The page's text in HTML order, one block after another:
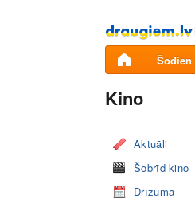
Pāriet
uz
saturu
Šodien
Kino
Aktuāli
Šobrīd kino
Drīzumā